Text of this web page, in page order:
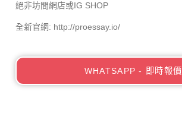
絕非坊間網店或IG SHOP
全新官網: http://proessay.io/
WHATSAPP - 即時報價